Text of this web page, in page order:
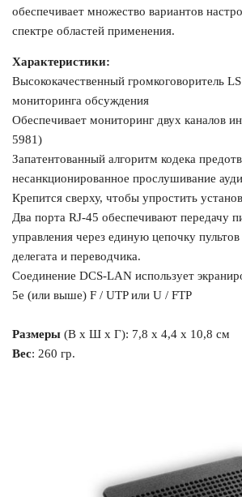
обеспечивает множество вариантов
спектре областей применения.
Характеристики:
Высококачественный громкоговоритель
мониторинга обсуждения
Обеспечивает мониторинг двух каналов
5981)
Запатентованный алгоритм кодека
несанкционированное прослушивание
Крепится сверху, чтобы упростить
Два порта RJ-45 обеспечивают передачу
управления через единую цепочку пультов
делегата и переводчика.
Соединение DCS-LAN использует
5e (или выше) F / UTP или U / FTP
Размеры (В х Ш х Г): 7,8 х 4,4 х 10,8 см
Вес: 260 гр.